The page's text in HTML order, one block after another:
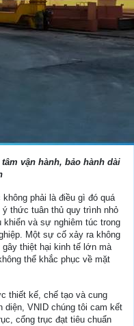
vận hành, bảo hành dài
phải là điều gì đó quá
thức tuân thủ quy trình nhỏ
và sự nghiêm túc trong
Một sự cố xảy ra không
thiệt hại kinh tế lớn mà
thể khắc phục về mặt
thiết kế, chế tạo và cung
diện, VNID chúng tôi cam kết
cổng trục đạt tiêu chuẩn